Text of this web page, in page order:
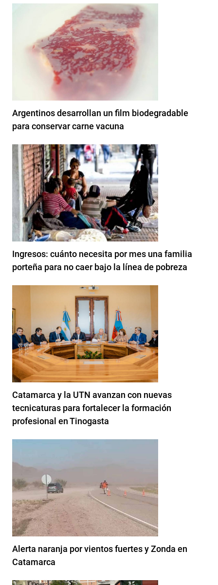
Argentinos desarrollan un film biodegradable
para conservar carne vacuna
Ingresos: cuánto necesita por mes una familia
porteña para no caer bajo la línea de pobreza
Catamarca y la UTN avanzan con nuevas
tecnicaturas para fortalecer la formación
profesional en Tinogasta
Alerta naranja por vientos fuertes y Zonda en
Catamarca